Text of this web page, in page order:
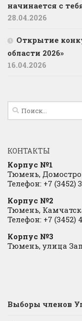
начинается с
28.04.2026
Открытие
области 2026»
16.04.2026
Найти:
КОНТАКТЫ
Корпус №1
Тюмень,
Телефон: +7 (3452)
Корпус №2
Тюмень,
Телефон: +7 (3452)
Корпус №3
Тюмень, улица
Выборы членов